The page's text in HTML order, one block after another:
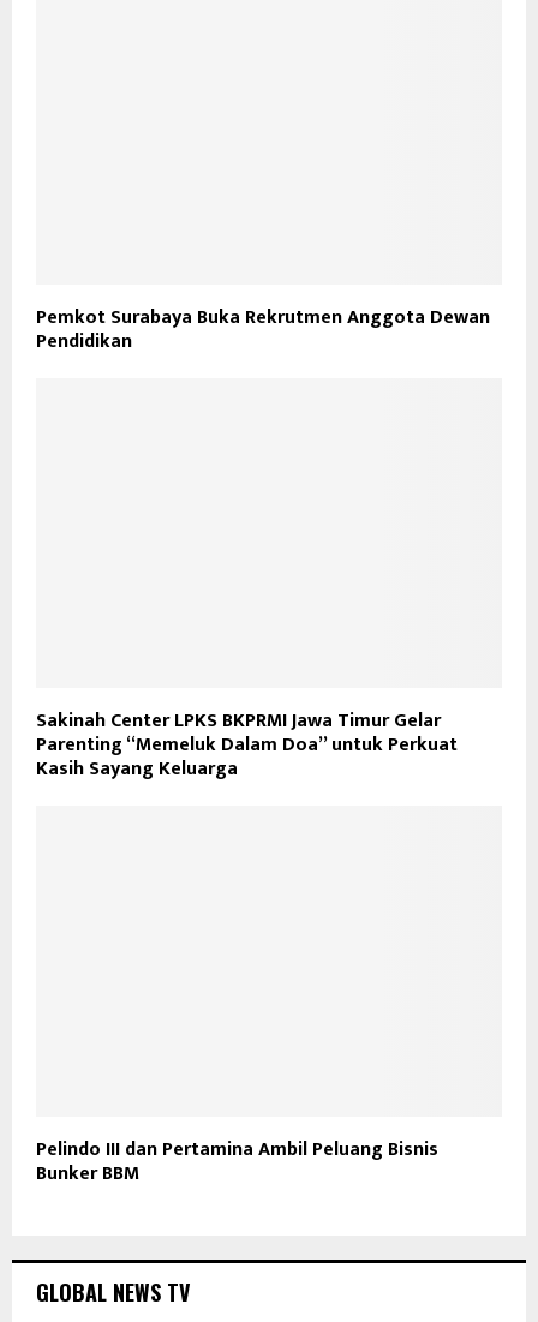
Pemkot Surabaya Buka Rekrutmen Anggota Dewan
Pendidikan
Sakinah Center LPKS BKPRMI Jawa Timur Gelar
Parenting “Memeluk Dalam Doa” untuk Perkuat
Kasih Sayang Keluarga
Pelindo III dan Pertamina Ambil Peluang Bisnis
Bunker BBM
GLOBAL NEWS TV